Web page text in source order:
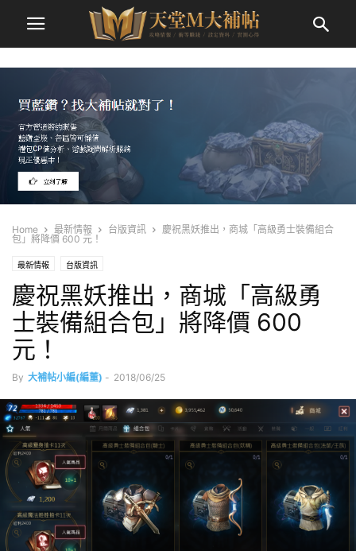
Home 最新情報 台版資訊
慶祝黑妖推出，商城「高級勇士裝備組合
包」將降價 600 元！
最新情報 台版資訊
慶祝黑妖推出，商城「高級勇
士裝備組合包」將降價 600
元！
By 大補帖小編(編董) - 2018/06/25